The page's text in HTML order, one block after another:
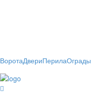
ВоротаДвериПерилаОграды